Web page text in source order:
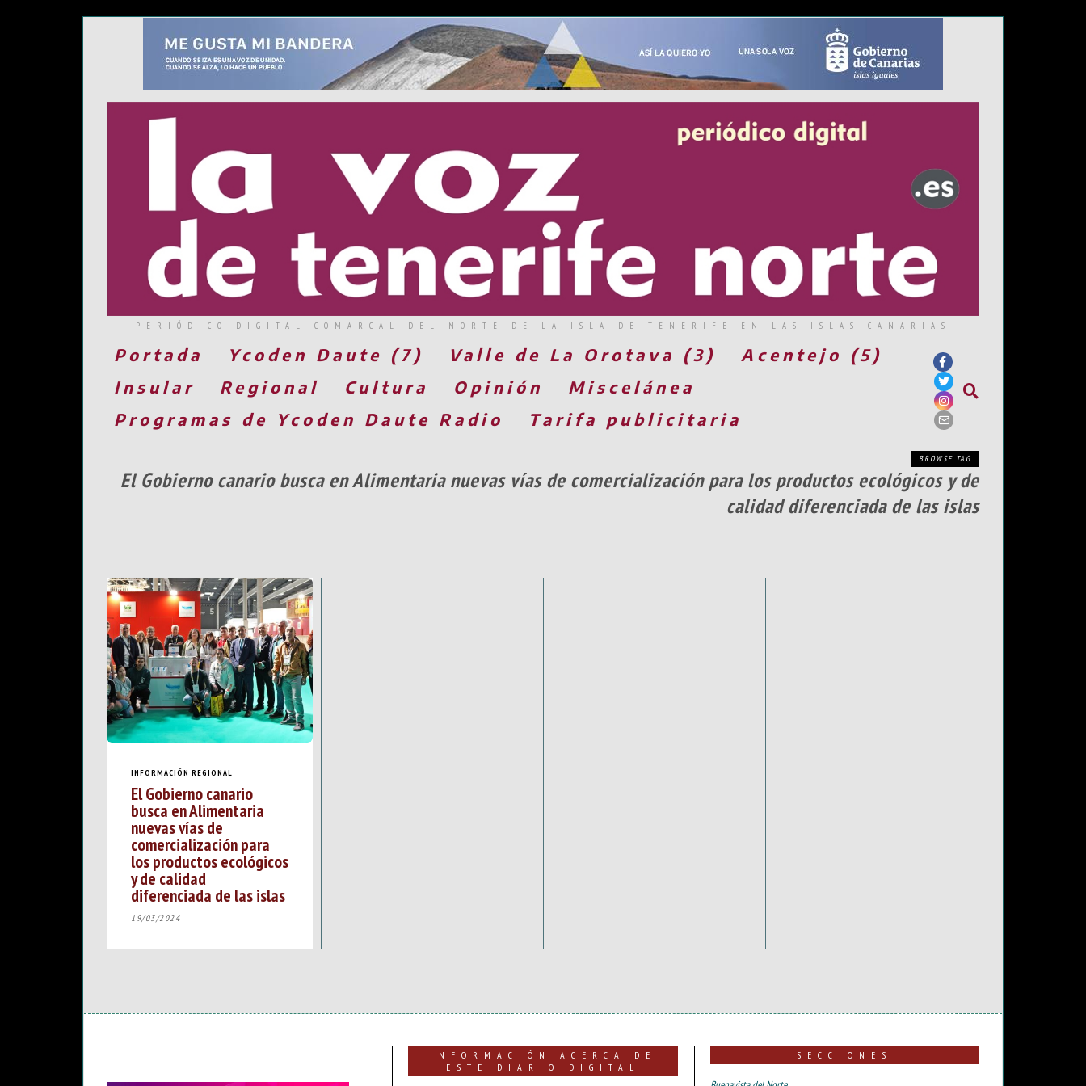
PERIÓDICO DIGITAL COMARCAL DEL NORTE DE LA ISLA DE TENERIFE EN LAS ISLAS CANARIAS
Portada Ycoden Daute (7) Valle de La Orotava (3)
Acentejo (5)
Insular
Regional Cultura Opinión
Miscelánea
Programas de Ycoden Daute Radio
Tarifa publicitaria
BROWSE TAG
El Gobierno canario busca en Alimentaria nuevas vías de comercialización para los productos ecológicos y de
calidad diferenciada de las islas
INFORMACIÓN REGIONAL
El Gobierno canario
busca en Alimentaria
nuevas vías de
comercialización para
los productos ecológicos
y de calidad
diferenciada de las islas
19/03/2024
INFORMACIÓN ACERCA DE
ESTE DIARIO DIGITAL
SECCIONES